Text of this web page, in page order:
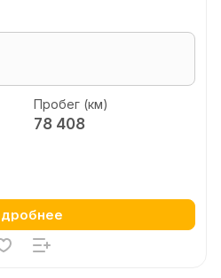
Пробег (км)
78 408